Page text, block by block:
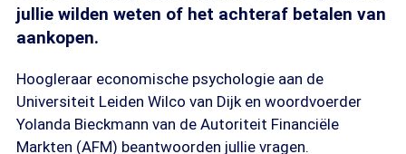
jullie wilden weten of het achteraf betalen van
aankopen.
Hoogleraar economische psychologie aan de
Universiteit Leiden Wilco van Dijk en woordvoerder
Yolanda Bieckmann van de Autoriteit Financiële
Markten (AFM) beantwoorden jullie vragen.